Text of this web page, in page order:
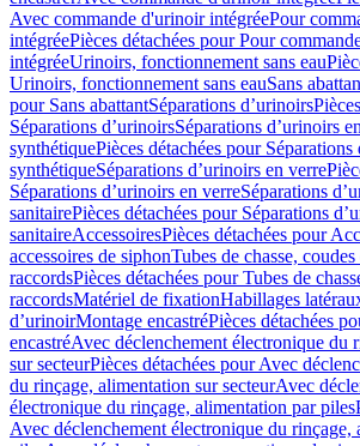
Avec commande d'urinoir intégréePour
intégréePièces détachées pour Pour
intégréeUrinoirs, fonctionnement sans eau
Urinoirs, fonctionnement sans eauSans
pour Sans abattantSéparations d’urinoirs
Séparations d’urinoirsSéparations d’urinoirs
synthétiquePièces détachées pour
synthétiqueSéparations d’urinoirs en verre
Séparations d’urinoirs en verreSéparations
sanitairePièces détachées pour Séparations
sanitaireAccessoiresPièces détachées pour
accessoires de siphonTubes de chasse, coudes
raccordsPièces détachées pour Tubes de
raccordsMatériel de fixationHabillages
dʼurinoirMontage encastréPièces détachées
encastréAvec déclenchement électronique du
sur secteurPièces détachées pour Avec
du rinçage, alimentation sur secteurAvec
électronique du rinçage, alimentation par piles
Avec déclenchement électronique du rinçage,